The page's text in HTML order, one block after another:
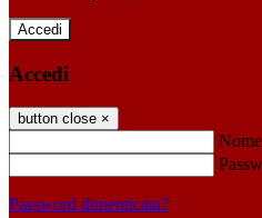
Accedi
Accedi
button close ×
Password dimenticata?